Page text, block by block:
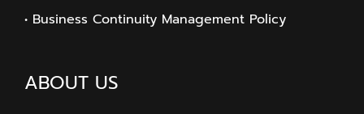
• Business Continuity Management Policy
ABOUT US